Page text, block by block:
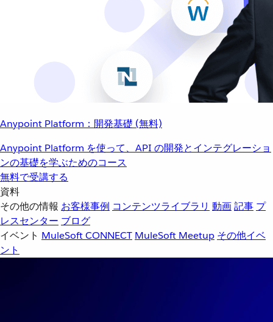
Anypoint Platform：開発基礎 (無料)
Anypoint Platform を使って、API の開発とインテグレーショ
ンの基礎を学ぶためのコース
無料で受講する
資料
その他の情報 お客様事例 コンテンツライブラリ 動画記事 プ
レスセンター ブログ
イベント MuleSoft CONNECT MuleSoft Meetup その他イベ
ント